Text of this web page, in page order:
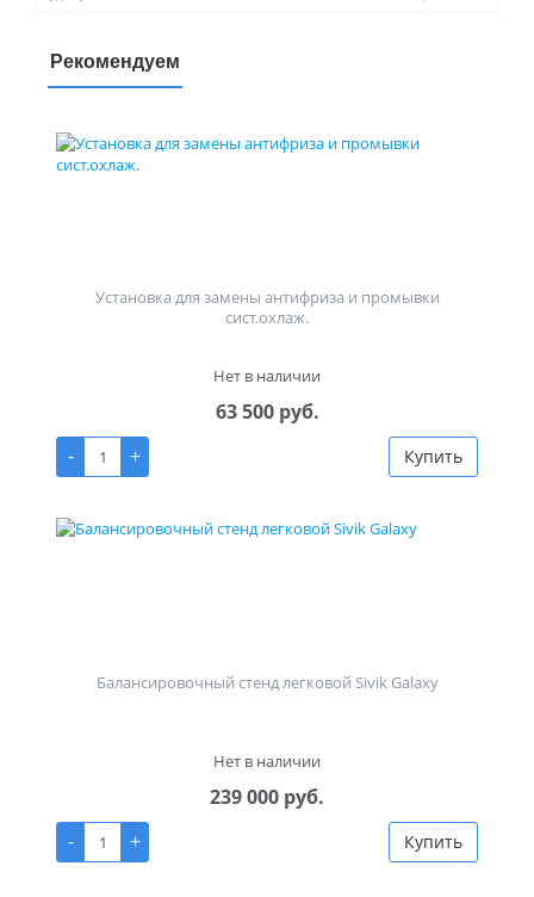
Рекомендуем
Установка для замены антифриза и промывки
сист.охлаж.
Нет в наличии
63 500 руб.
-
+ Купить
Балансировочный стенд легковой Sivik Galaxy
Нет в наличии
239 000 руб.
-
+ Купить